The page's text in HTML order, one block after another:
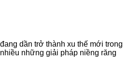
dần trở thành xu thế mới trong
những giải pháp niềng răng